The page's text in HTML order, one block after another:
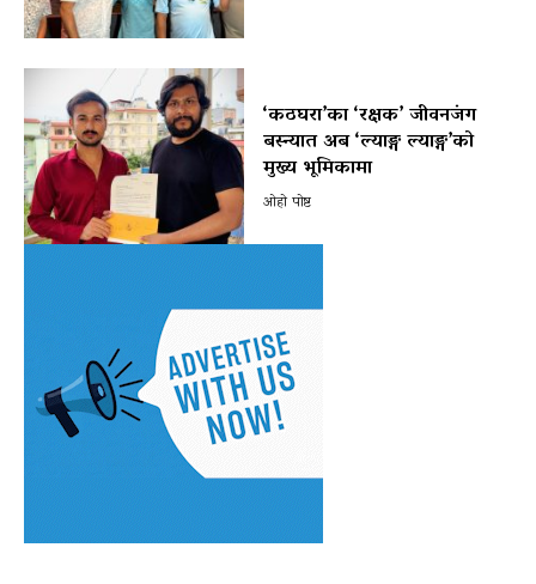
‘कठघरा’का ‘रक्षक’ जीवनजंग
बस्न्यात अब ‘ल्याङ्ग ल्याङ्ग’को
मुख्य भूमिकामा
ओहो पोष्ट